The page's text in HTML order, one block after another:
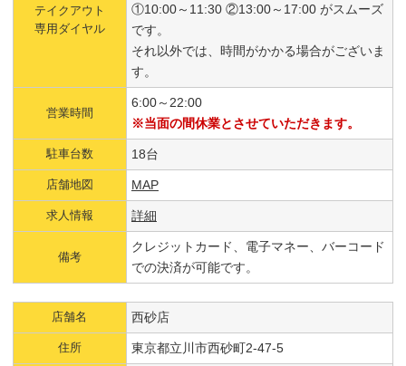
テイクアウト
専用ダイヤル
①10:00～11:30 ②13:00～17:00 がスムーズ
です。
それ以外では、時間がかかる場合がございま
す。
営業時間
6:00～22:00
※当面の間休業とさせていただきます。
駐車台数 18台
店舗地図 MAP
求人情報 詳細
備考
クレジットカード、電子マネー、バーコード
での決済が可能です。
店舗名 西砂店
住所 東京都立川市西砂町2-47-5